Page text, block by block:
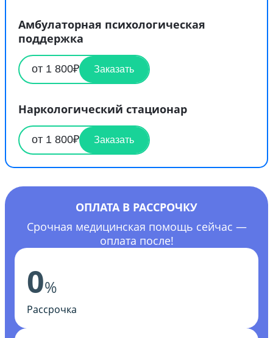
Амбулаторная психологическая
поддержка
от 1 800₽ Заказать
Наркологический стационар
от 1 800₽ Заказать
ОПЛАТА В РАССРОЧКУ
Срочная медицинская помощь сейчас —
оплата после!
0%
Рассрочка